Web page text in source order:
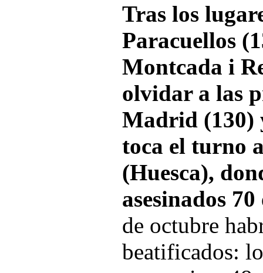
Tras los
Paracuellos
Montcada i
olvidar a las
Madrid (130)
toca el turno
(Huesca),
asesinados 70
de octubre
beatificados: